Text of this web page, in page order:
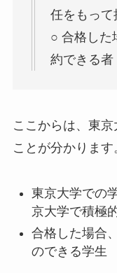
任をもっ
○ 合格した
約できる者
ここからは、東
ことが分かります
東京大学での
京大学で積極
合格した場合
のできる学生